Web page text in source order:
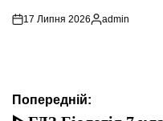
17 Липня 2026
Опубліковано
admin
Навігація
Попередній: